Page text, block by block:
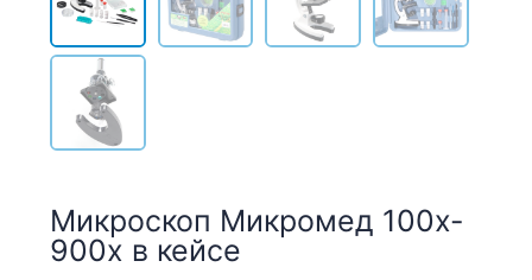
Микроскоп Микромед 100x-
900x в кейсе